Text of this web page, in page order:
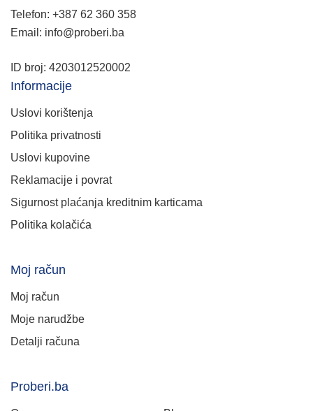
Telefon: +387 62 360 358
Email: info@proberi.ba
ID broj: 4203012520002
Informacije
Uslovi korištenja
Politika privatnosti
Uslovi kupovine
Reklamacije i povrat
Sigurnost plaćanja kreditnim karticama
Politika kolačića
Moj račun
Moj račun
Moje narudžbe
Detalji računa
Proberi.ba